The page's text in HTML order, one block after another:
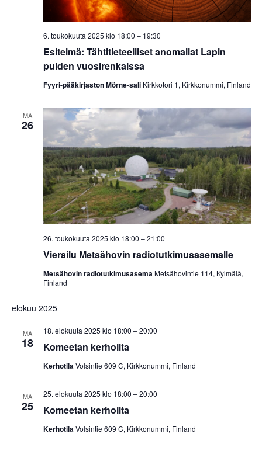
Esitelmä: Tähtitieteelliset anomaliat Lapin
puiden vuosirenkaissa
6. toukokuuta 2025 klo 18:00 – 19:30
Fyyri-pääkirjaston Mörne-sali Kirkkotori 1, Kirkkonummi, Finland
MA
26
Vierailu Metsähovin radiotutkimusasemalle
26. toukokuuta 2025 klo 18:00 –21:00
Metsähovin radiotutkimusasemaMetsähovintie 114, Kylmälä,
Finland
elokuu 2025
MA
18 Komeetan kerhoilta
18. elokuuta 2025 klo 18:00 –20:00
KerhotilaVolsintie 609 C, Kirkkonummi, Finland
MA
25 Komeetan kerhoilta
25. elokuuta 2025 klo 18:00 –20:00
KerhotilaVolsintie 609 C, Kirkkonummi, Finland